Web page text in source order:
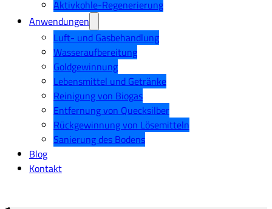
Aktivkohle-Regenerierung
Anwendungen
Luft- und Gasbehandlung
Wasseraufbereitung
Goldgewinnung
Lebensmittel und Getränke
Reinigung von Biogas
Entfernung von Quecksilber
Rückgewinnung von Lösemitteln
Sanierung des Bodens
Blog
Kontakt